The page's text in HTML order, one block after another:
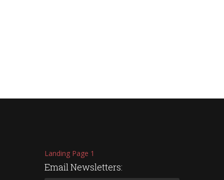
Landing Page 1
Email Newsletters: